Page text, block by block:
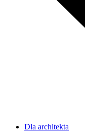
Dla architekta